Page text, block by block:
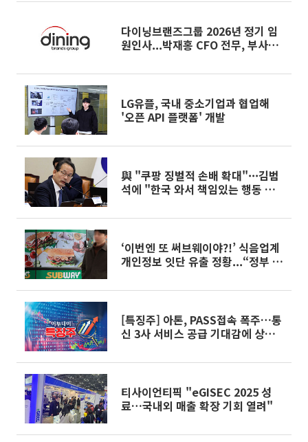
다이닝브랜즈그룹 2026년 정기 임
원인사...박재홍 CFO 전무, 부사장
LG유플, 국내 중소기업과 협업해
'오픈 API 플랫폼' 개발
與 "쿠팡 징벌적 손배 확대"···김범
석에 "한국 와서 책임있는 행동 해
‘이번엔 또 써브웨이야?!’ 식음업계
개인정보 잇단 유출 정황...“정부 보
[특징주] 아톤, PASS접속 폭주…통
신 3사 서비스 공급 기대감에 상승
티사이언티픽 "eGISEC 2025 성
료…국내외 매출 확장 기회 열려"